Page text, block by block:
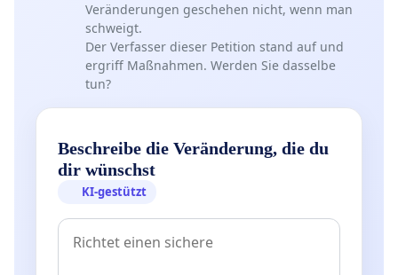
Veränderungen geschehen nicht, wenn man
schweigt.
Der Verfasser dieser Petition stand auf und
ergriff Maßnahmen. Werden Sie dasselbe
tun?
Beschreibe die Veränderung, die du
dir wünschst
KI-gestützt